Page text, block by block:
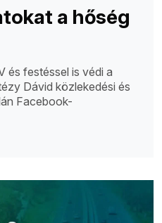
a hőség
és festéssel is védi a
Dávid közlekedési és
Facebook-